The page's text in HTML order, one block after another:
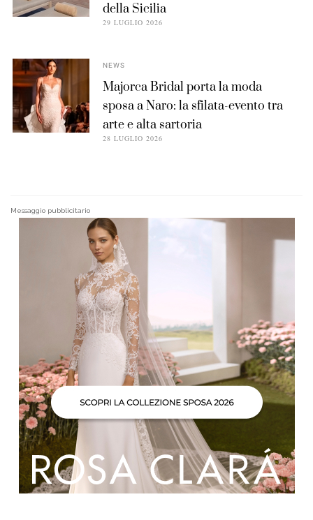
della Sicilia
29 LUGLIO 2026
NEWS
Majorca Bridal porta la moda
sposa a Naro: la sfilata-evento tra
arte e alta sartoria
28 LUGLIO 2026
Messaggio pubblicitario